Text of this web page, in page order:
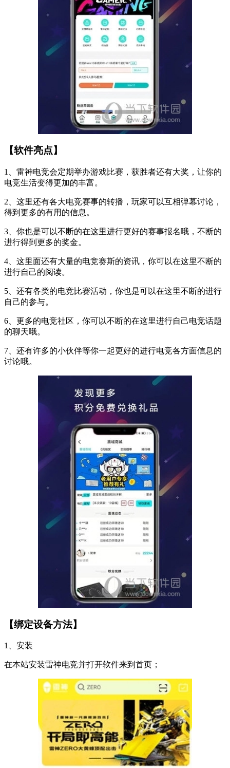
【软件亮点】
1、雷神电竞会定期举办游戏比赛，获胜者还有大奖，让你的
电竞生活变得更加的丰富。
2、这里还有各大电竞赛事的转播，玩家可以互相弹幕讨论，
得到更多的有用的信息。
3、你也是可以不断的在这里进行更好的赛事报名哦，不断的
进行得到更多的奖金。
4、这里面还有大量的电竞赛斯的资讯，你可以在这里不断的
进行自己的阅读。
5、还有各类的电竞比赛活动，你也是可以在这里不断的进行
自己的参与。
6、更多的电竞社区，你可以不断的在这里进行自己电竞话题
的聊天哦。
7、还有许多的小伙伴等你一起更好的进行电竞各方面信息的
讨论哦。
【绑定设备方法】
1、安装
在本站安装雷神电竞并打开软件来到首页；